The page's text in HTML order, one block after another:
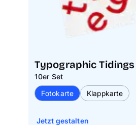
Typographic Tidings
10er Set
Fotokarte
Klappkarte
Jetzt gestalten